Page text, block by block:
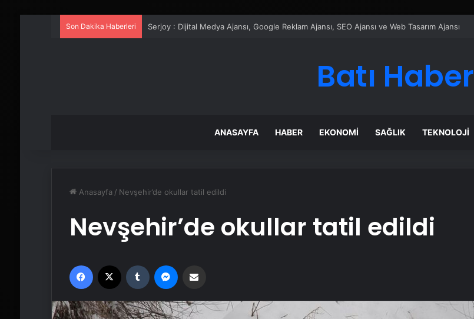
Son Dakika Haberleri UETDS Nedir ? Uetds.com İle Akıllı Dijital Taşımacılık Yazılımı
Batı Haber
ANASAYFA HABER EKONOMI SAĞLIK TEKNOLOJI
Anasayfa / Nevşehir’de okullar tatil edildi
Nevşehir’de okullar tatil edildi
Facebook Tumblr